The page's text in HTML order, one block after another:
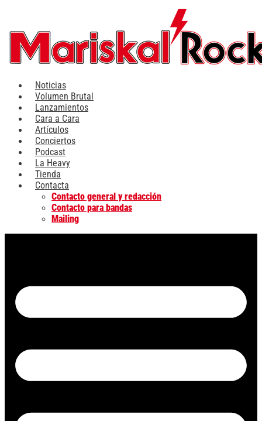
contenido
Noticias
Volumen Brutal
Lanzamientos
Cara a Cara
Artículos
Conciertos
Podcast
La Heavy
Tienda
Contacta
Contacto general y redacción
Contacto para bandas
Mailing